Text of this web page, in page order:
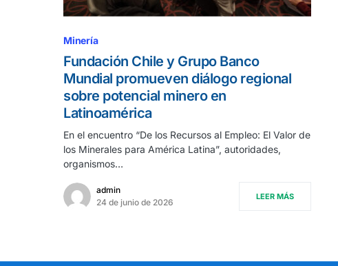
Minería
Fundación Chile y Grupo Banco
Mundial promueven diálogo regional
sobre potencial minero en
Latinoamérica
En el encuentro “De los Recursos al Empleo: El Valor de
los Minerales para América Latina”, autoridades,
organismos…
admin
24 de junio de 2026
LEER MÁS